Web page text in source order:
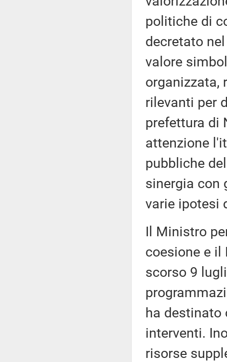
politiche di
decretato
valore
organizzata,
rilevanti per
prefettura di
attenzione
pubbliche
sinergia con
varie ipotesi
Il Ministro
coesione e il
scorso 9
ha destinato
interventi.
risorse